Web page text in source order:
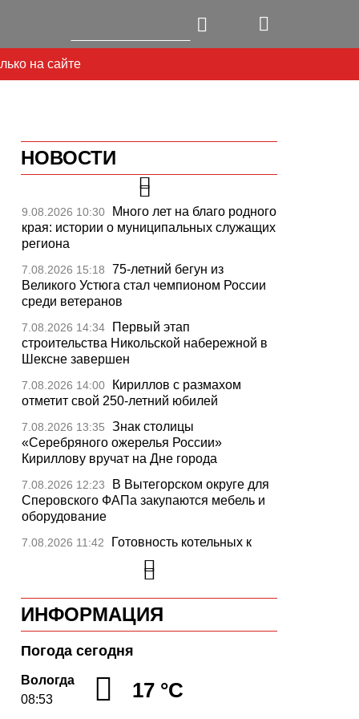
на сайте
НОВОСТИ
9.08.2026 10:30
Много лет на благо родного
края: истории о муниципальных служащих
региона
7.08.2026 15:18
75-летний бегун из
Великого Устюга стал чемпионом России
среди ветеранов
7.08.2026 14:34
Первый этап
строительства Никольской набережной в
Шексне завершен
7.08.2026 14:00
Кириллов с размахом
отметит свой 250-летний юбилей
7.08.2026 13:35
Знак столицы
«Серебряного ожерелья России»
Кириллову вручат на Дне города
7.08.2026 12:23
В Вытегорском округе для
Сперовского ФАПа закупаются мебель и
оборудование
7.08.2026 11:42
Готовность котельных к
отопительному сезону на Вологодчине
7.08.2026 11:25 Новые аппараты МРТ
установят в двух медучреждениях
Вологодской области
7.08.2026 10:41 В Устюжне отметят 774-
летие города фестивалем кузнечного
мастерства
ИНФОРМАЦИЯ
Погода сегодня
Вологда
08:53
17 °C